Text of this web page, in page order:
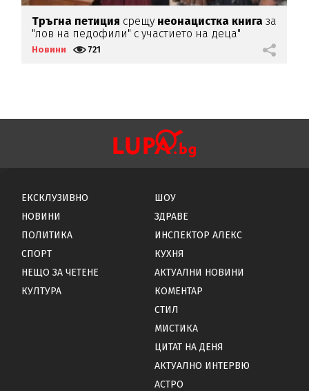
Тръгна петиция срещу неонацистка книга за
"лов на педофили" с участието на деца"
Новини 721
ЕКСКЛУЗИВНО
НОВИНИ
ПОЛИТИКА
СПОРТ
НЕЩО ЗА ЧЕТЕНЕ
КУЛТУРА
ШОУ
ЗДРАВЕ
ИНСПЕКТОР АЛЕКС
КУХНЯ
АКТУАЛНИ НОВИНИ
КОМЕНТАР
СТИЛ
МИСТИКА
ЦИТАТ НА ДЕНЯ
АКТУАЛНО ИНТЕРВЮ
АСТРО